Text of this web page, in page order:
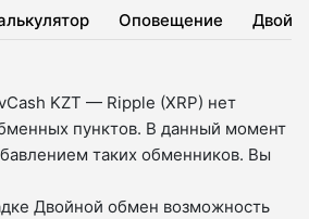
Оповещение
KZT — Ripple (XRP) нет
пунктов. В данный момент
таких обменников. Вы
Двойной обмен возможность